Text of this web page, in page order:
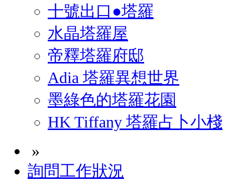
十號出口●塔羅
水晶塔羅屋
帝釋塔羅府邸
Adia 塔羅異想世界
墨綠色的塔羅花園
HK Tiffany 塔羅占卜小棧
»
詢問工作狀況